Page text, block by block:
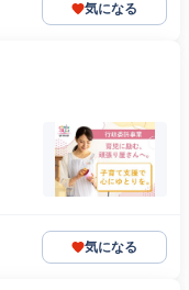
気になる
気になる